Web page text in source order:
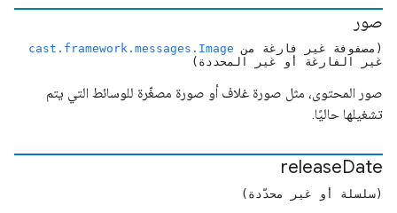
صور
(مصفوفة غير فارغة من cast.framework.messages.Image
غير الفارغة أو غير المحددة)
صور المحتوى، مثل صورة غلاف أو صورة مصغّرة للوسائط التي يتم
تشغيلها حاليًا.
releaseDate
(سلسلة أو غير محدّدة)